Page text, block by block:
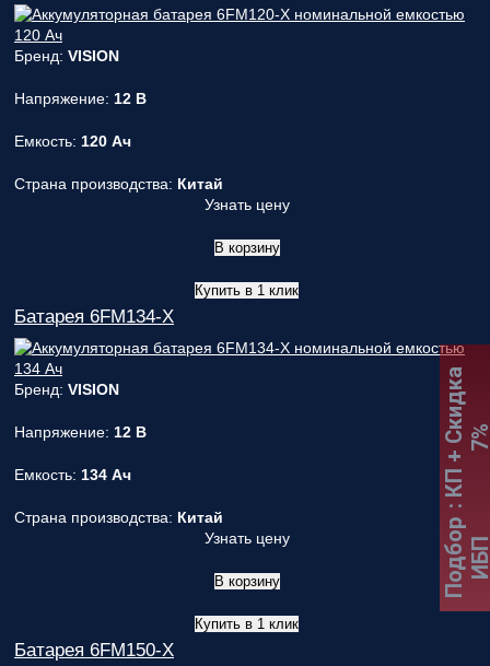
Бренд: VISION
Напряжение: 12 В
Емкость: 120 Ач
Страна производства: Китай
Узнать цену
В корзину
Купить в 1 клик
Батарея 6FM134-X
Бренд: VISION
Напряжение: 12 В
Емкость: 134 Ач
Страна производства: Китай
Узнать цену
В корзину
Купить в 1 клик
Батарея 6FM150-X
Подбор
:
К
П
+
С
к
и
д
к
а
7